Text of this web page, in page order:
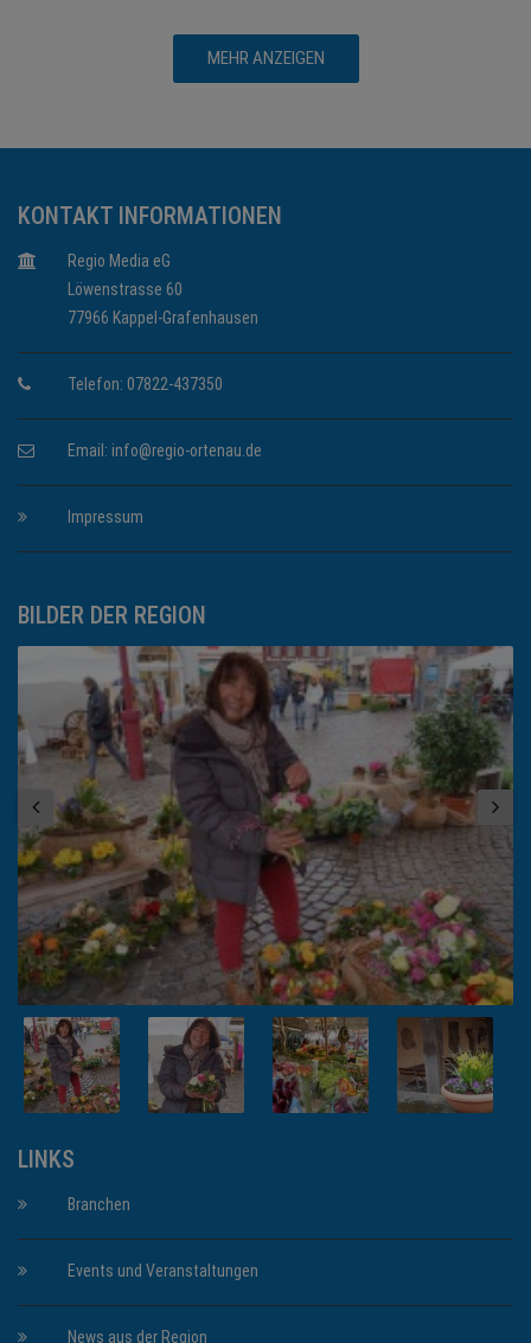
MEHR ANZEIGEN
KONTAKT INFORMATIONEN
Regio Media eG
Löwenstrasse 60
77966 Kappel-Grafenhausen
Telefon: 07822-437350
Email: info@regio-ortenau.de
Impressum
BILDER DER REGION
LINKS
Branchen
Events und Veranstaltungen
News aus der Region